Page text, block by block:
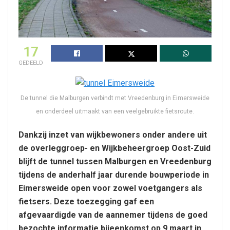
17
GEDEELD
De tunnel die Malburgen verbindt met Vreedenburg in Eimersweide
en onderdeel uitmaakt van een veelgebruikte fietsroute.
Dankzij inzet van wijkbewoners onder andere uit
de overleggroep- en Wijkbeheergroep Oost-Zuid
blijft de tunnel tussen Malburgen en Vreedenburg
tijdens de anderhalf jaar durende bouwperiode in
Eimersweide open voor zowel voetgangers als
fietsers. Deze toezegging gaf een
afgevaardigde van de aannemer tijdens de goed